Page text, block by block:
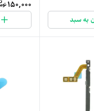
به سبد
150,000